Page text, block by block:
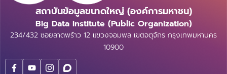
สถาบันข้อมูลขนาดใหญ่ (องค์การมหาชน)
Big Data Institute (Public Organization)
234/432 ซอยลาดพร้าว 12 แขวงจอมพล เขตจตุจักร กรุงเทพมหานคร
10900